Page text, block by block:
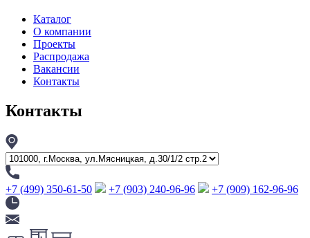
Каталог
О компании
Проекты
Распродажа
Вакансии
Контакты
Контакты
+7 (499) 350-61-50 +7 (903) 240-96-96 +7 (909) 162-96-96